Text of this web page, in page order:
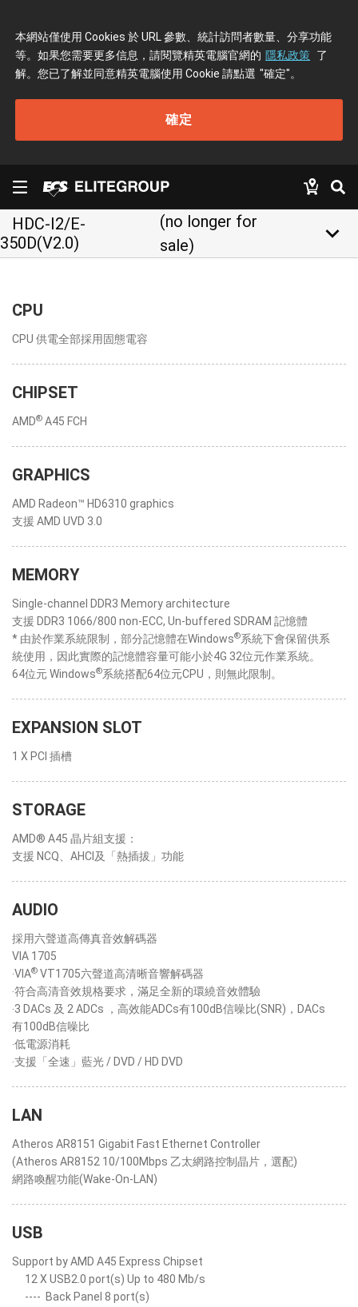
本網站僅使用 Cookies 於 URL 參數、統計訪問者數量、分享功能
等。如果您需要更多信息，請閱覽精英電腦官網的 隱私政策 了
解。您已了解並同意精英電腦使用 Cookie 請點選 "確定"。
確定
HDC-I2/E-
350D(V2.0)
(no longer for
sale)
keyboard_arrow_down
CPU
CPU 供電全部採用固態電容
CHIPSET
AMD® A45 FCH
GRAPHICS
AMD Radeon™ HD6310 graphics
支援 AMD UVD 3.0
MEMORY
Single-channel DDR3 Memory architecture
支援 DDR3 1066/800 non-ECC, Un-buffered SDRAM 記憶體
* 由於作業系統限制，部分記憶體在Windows®系統下會保留供系
統使用，因此實際的記憶體容量可能小於4G 32位元作業系統。
64位元 Windows®系統搭配64位元CPU，則無此限制。
EXPANSION SLOT
1 X PCI 插槽
STORAGE
AMD® A45 晶片組支援：
支援 NCQ、AHCI及「熱插拔」功能
AUDIO
採用六聲道高傳真音效解碼器
VIA 1705
‧VIA® VT1705六聲道高清晰音響解碼器
‧符合高清音效規格要求，滿足全新的環繞音效體驗
‧3 DACs 及 2 ADCs ，高效能ADCs有100dB信噪比(SNR)，DACs
有100dB信噪比
‧低電源消耗
‧支援「全速」藍光 / DVD / HD DVD
LAN
Atheros AR8151 Gigabit Fast Ethernet Controller
(Atheros AR8152 10/100Mbps 乙太網路控制晶片，選配)
網路喚醒功能(Wake-On-LAN)
USB
Support by AMD A45 Express Chipset
12 X USB2.0 port(s) Up to 480 Mb/s
---- Back Panel 8 port(s)